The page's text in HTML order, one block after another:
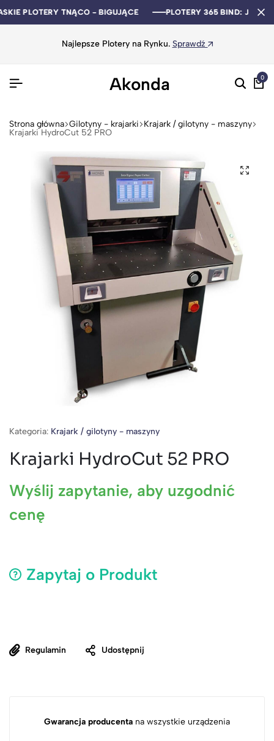
PLOTERY TNĄCO - BIGUJĄCE PLOTERY 365 BIND:
PLOTERY TNĄCO - BIGUJĄCE PLOTERY 365 BIND:
PLOTERY TNĄCO - BIGUJĄCE PLOTERY 365 BIND:
Najlepsze Plotery na Rynku. Sprawdź
Akonda 0
Strona główna Gilotyny - krajarki Krajark / gilotyny - maszyny
Krajarki HydroCut 52 PRO
Kategoria: Krajark / gilotyny - maszyny
Krajarki HydroCut 52 PRO
Wyślij zapytanie, aby uzgodnić
cenę
Zapytaj o Produkt
Regulamin Udostępnij
Gwarancja producenta na wszystkie urządzenia